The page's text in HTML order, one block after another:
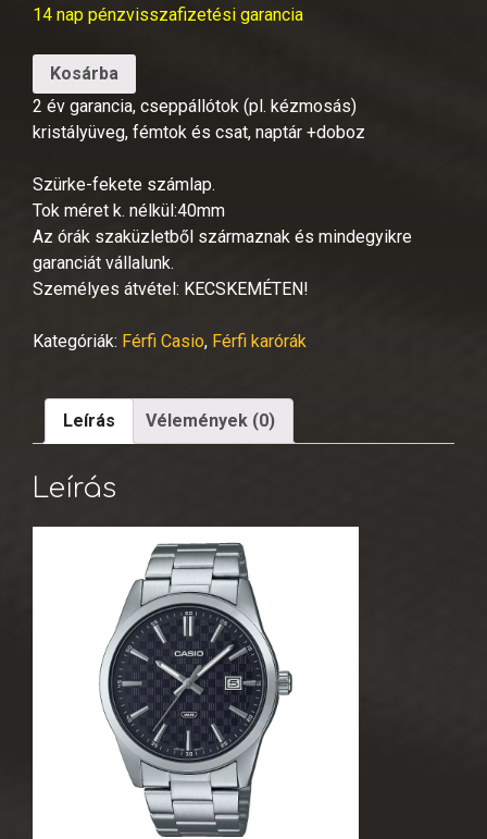
14 nap pénzvisszafizetési garancia
Kosárba
2 év garancia, cseppállótok (pl. kézmosás)
kristályüveg, fémtok és csat, naptár +doboz
Szürke-fekete számlap.
Tok méret k. nélkül:40mm
Az órák szaküzletből származnak és mindegyikre
garanciát vállalunk.
Személyes átvétel: KECSKEMÉTEN!
Kategóriák: Férfi Casio, Férfi karórák
Leírás Vélemények (0)
Leírás